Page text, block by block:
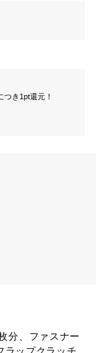
き1pt還元！
分、ファスナー